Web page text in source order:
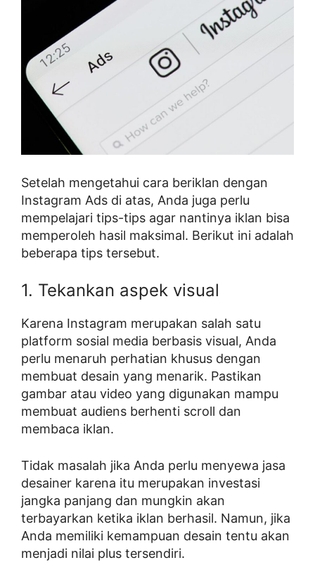
Setelah mengetahui cara beriklan dengan
Instagram Ads di atas, Anda juga perlu
mempelajari tips-tips agar nantinya iklan bisa
memperoleh hasil maksimal. Berikut ini adalah
beberapa tips tersebut.
1. Tekankan aspek visual
Karena Instagram merupakan salah satu
platform sosial media berbasis visual, Anda
perlu menaruh perhatian khusus dengan
membuat desain yang menarik. Pastikan
gambar atau video yang digunakan mampu
membuat audiens berhenti scroll dan
membaca iklan.
Tidak masalah jika Anda perlu menyewa jasa
desainer karena itu merupakan investasi
jangka panjang dan mungkin akan
terbayarkan ketika iklan berhasil. Namun, jika
Anda memiliki kemampuan desain tentu akan
menjadi nilai plus tersendiri.